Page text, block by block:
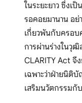
ในระยะยาว ซึ่งเ
รอคอยมานาน อ
เกี่ยวพันกับครอบ
การผ่านร่างในวุ
CLARITY Act จึ
เฉพาะว่าฝ่ายนิติ
เสริมนวัตกรรมกั